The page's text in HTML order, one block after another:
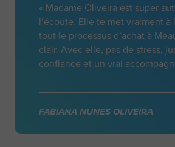
« Madame Oliveira est super
l’écoute. Elle te met vraiment à
tout le processus d’achat à
clair. Avec elle, pas de stress,
confiance et un vrai
FABIANA NUNES OLIVEIRA